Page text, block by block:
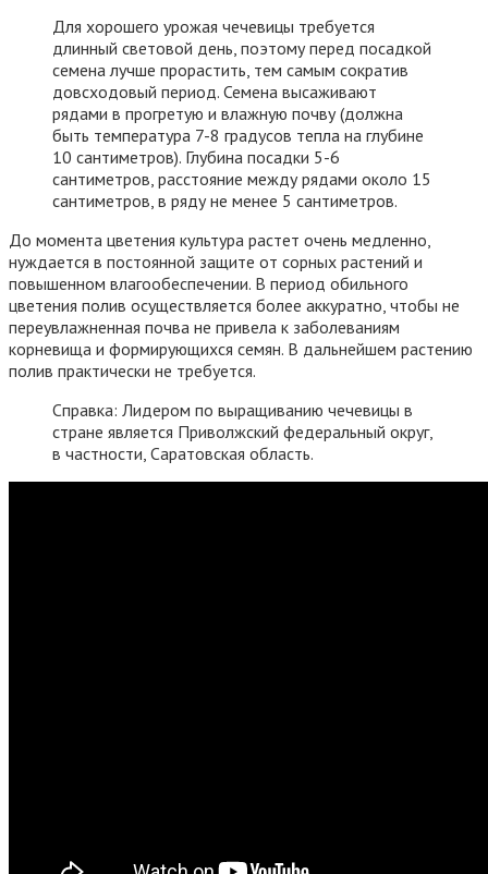
Для хорошего урожая чечевицы требуется
длинный световой день, поэтому перед посадкой
семена лучше прорастить, тем самым сократив
довсходовый период. Семена высаживают
рядами в прогретую и влажную почву (должна
быть температура 7-8 градусов тепла на глубине
10 сантиметров). Глубина посадки 5-6
сантиметров, расстояние между рядами около 15
сантиметров, в ряду не менее 5 сантиметров.
До момента цветения культура растет очень медленно,
нуждается в постоянной защите от сорных растений и
повышенном влагообеспечении. В период обильного
цветения полив осуществляется более аккуратно, чтобы не
переувлажненная почва не привела к заболеваниям
корневища и формирующихся семян. В дальнейшем растению
полив практически не требуется.
Справка: Лидером по выращиванию чечевицы в
стране является Приволжский федеральный округ,
в частности, Саратовская область.